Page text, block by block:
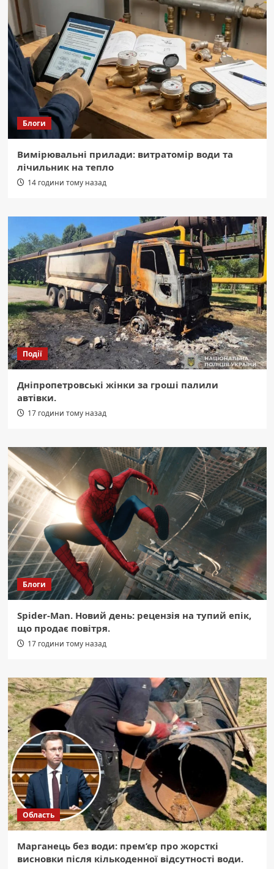
Блоги
Вимірювальні прилади: витратомір води та
лічильник на тепло
14 години тому назад
Події
Дніпропетровські жінки за гроші палили
автівки.
17 години тому назад
Блоги
Spider-Man. Новий день: рецензія на тупий епік,
що продає повітря.
17 години тому назад
Область
Марганець без води: прем’єр про жорсткі
висновки після кількоденної відсутності води.